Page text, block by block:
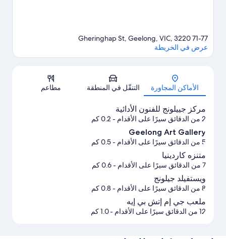
الخريطة
71-77 Gheringhap St, Geelong, VIC, 3220
عرض في الخريطة
الأماكن المجاورة التنقّل في المنطقة مطاعم
مركز جييلونج للفنون الأدائية
2 من الدقائق سيرًا على الأقدام - 0.2 كم
Geelong Art Gallery
5 من الدقائق سيرًا على الأقدام - 0.5 كم
متنزه كاردينيا
7 من الدقائق سيرًا على الأقدام - 0.6 كم
ويستفيلد جيلونج
8 من الدقائق سيرًا على الأقدام - 0.8 كم
ملعب جي إم إتش بي إيه
12 من الدقائق سيرًا على الأقدام - 1.0 كم